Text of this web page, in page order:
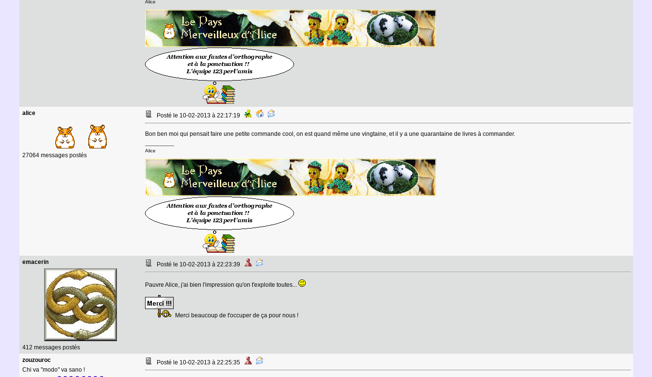
Alice
alice
27064 messages postés
Posté le 10-02-2013 à 22:17:19
Bon ben moi qui pensait faire une petite commande cool, on est quand même une vingtaine, et il y a une quarantaine de livres à commander.
--------------------
Alice
emacerin
412 messages postés
Posté le 10-02-2013 à 22:23:39
Pauvre Alice, j'ai bien l'impression qu'on t'exploite toutes...
Merci beaucoup de t'occuper de ça pour nous !
zouzouroc
Chi va "modo" va sano !
Posté le 10-02-2013 à 22:25:35